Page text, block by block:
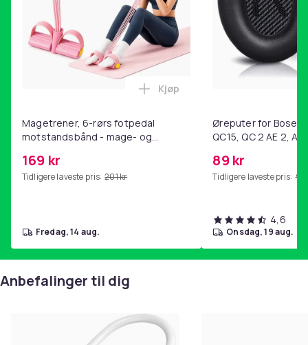
Magetrener, 6-rørs fotpedal
motstandsbånd - mage- og
hjemmegymnastikk Pink
169 kr
Tidligere laveste pris: 201 kr
Legg Magetrener, 6-rørs
Kjøp
fredag, 14 aug.
Øreputer for Bose
QC15, QC 2 AE 2, AE
89 kr
Tidligere laveste pris: 99
4,6
onsdag, 19 aug.
Anbefalinger til dig